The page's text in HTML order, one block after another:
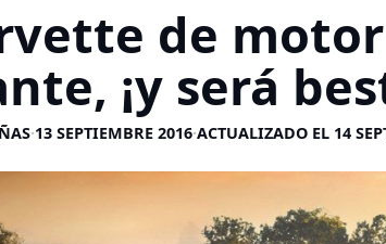
de
¡y será
·13 SEPTIEMBRE 2016·ACTUALIZADO EL 14